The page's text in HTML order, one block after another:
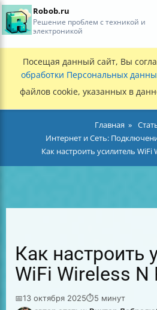
Robob.ru
Решение проблем с техникой и
электроникой
Посещая данный сайт, Вы
обработки Персональных
файлов cookie, указанных в
Главная
Интернет и Сеть:
Как настроить усилитель WiFi
Как настроить
WiFi Wireless N
📅13 октября 2025⏱5 минут